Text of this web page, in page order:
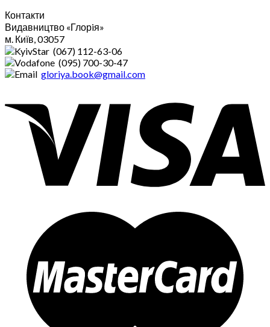
Контакти
Видавництво «Глорiя»
м. Київ, 03057
(067) 112-63-06
(095) 700-30-47
gloriya.book@gmail.com